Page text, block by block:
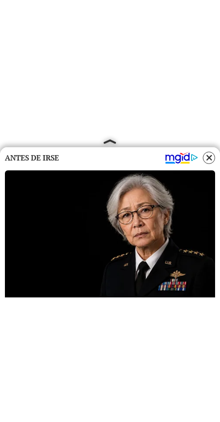
ANTES DE IRSE